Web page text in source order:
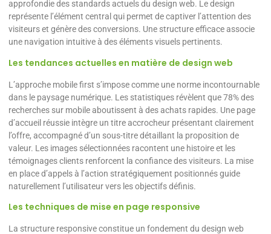
approfondie des standards actuels du design web. Le design
représente l’élément central qui permet de captiver l’attention des
visiteurs et génère des conversions. Une structure efficace associe
une navigation intuitive à des éléments visuels pertinents.
Les tendances actuelles en matière de design web
L’approche mobile first s’impose comme une norme incontournable
dans le paysage numérique. Les statistiques révèlent que 78% des
recherches sur mobile aboutissent à des achats rapides. Une page
d’accueil réussie intègre un titre accrocheur présentant clairement
l’offre, accompagné d’un sous-titre détaillant la proposition de
valeur. Les images sélectionnées racontent une histoire et les
témoignages clients renforcent la confiance des visiteurs. La mise
en place d’appels à l’action stratégiquement positionnés guide
naturellement l’utilisateur vers les objectifs définis.
Les techniques de mise en page responsive
La structure responsive constitue un fondement du design web